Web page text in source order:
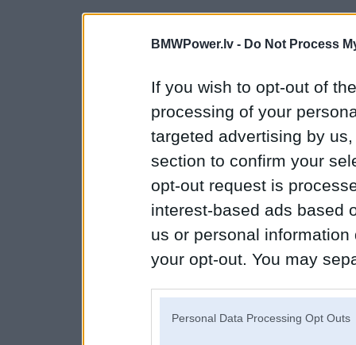
BMWPower.lv - Do Not Process
If you wish to opt-out of
processing of your
targeted advertising by
section to confirm your
opt-out request is
interest-based ads based
us or personal
your opt-out. You may
Personal Data Processing Opt Outs